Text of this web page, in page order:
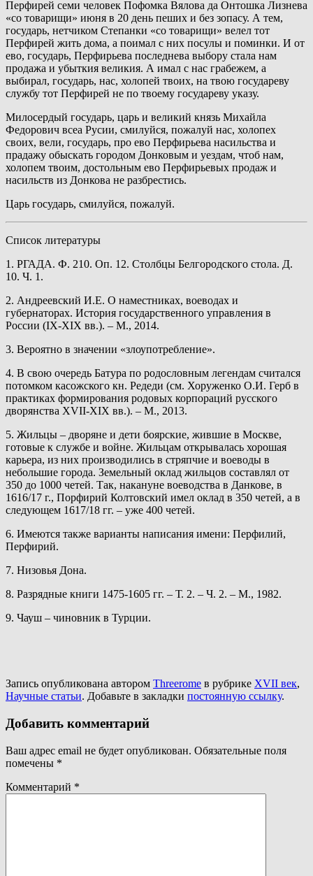
Перфирей семи человек Пофомка Вялова да Онтошка Лизнева
«со товарищи» июня в 20 день пеших и без зопасу. А тем,
государь, нетчиком Степанки «со товарищи» велел тот
Перфирей жить дома, а поимал с них посулы и поминки. И от
ево, государь, Перфирьева последнева выбору стала нам
продажа и убыткия великия. А имал с нас грабежем, а
выбирал, государь, нас, холопей твоих, на твою государеву
службу тот Перфирей не по твоему государеву указу.
Милосердый государь, царь и великий князь Михайла
Федорович всеа Русии, смилуйся, пожалуй нас, холопех
своих, вели, государь, про ево Перфирьева насильства и
прадажу обыскать городом Донковым и уездам, чтоб нам,
холопем твоим, достольным ево Перфирьевых продаж и
насильств из Донкова не разбрестись.
Царь государь, смилуйся, пожалуй.
Список литературы
1. РГАДА. Ф. 210. Оп. 12. Столбцы Белгородского стола. Д.
10. Ч. 1.
2. Андреевский И.Е. О наместниках, воеводах и
губернаторах. История государственного управления в
России (IX-XIX вв.). – М., 2014.
3. Вероятно в значении «злоупотребление».
4. В свою очередь Батура по родословным легендам считался
потомком касожского кн. Редеди (см. Хоруженко О.И. Герб в
практиках формирования родовых корпораций русского
дворянства XVII-XIX вв.). – М., 2013.
5. Жильцы – дворяне и дети боярские, жившие в Москве,
готовые к службе и войне. Жильцам открывалась хорошая
карьера, из них производились в стряпчие и воеводы в
небольшие города. Земельный оклад жильцов составлял от
350 до 1000 четей. Так, накануне воеводства в Данкове, в
1616/17 г., Порфирий Колтовский имел оклад в 350 четей, а в
следующем 1617/18 гг. – уже 400 четей.
6. Имеются также варианты написания имени: Перфилий,
Перфирий.
7. Низовья Дона.
8. Разрядные книги 1475-1605 гг. – Т. 2. – Ч. 2. – М., 1982.
9. Чауш – чиновник в Турции.
Запись опубликована автором Threerome в рубрике XVII век,
Научные статьи. Добавьте в закладки постоянную ссылку.
Добавить комментарий
Ваш адрес email не будет опубликован. Обязательные поля
помечены *
Комментарий *